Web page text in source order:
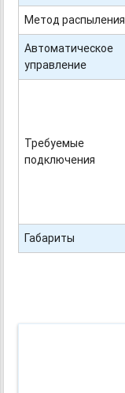
Метод распыления
Автоматическое
управление
Требуемые
подключения
Габариты